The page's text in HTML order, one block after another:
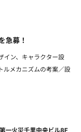
急募！
イン、キャラクター設
ルメカニズムの考案／設
一火災千里中央ビル8F